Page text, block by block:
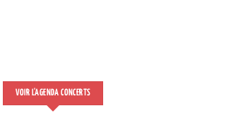
VOIR L'AGENDA CONCERTS